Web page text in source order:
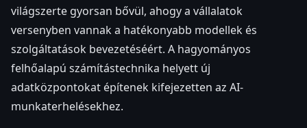
világszerte gyorsan bővül, ahogy a vállalatok
versenyben vannak a hatékonyabb modellek és
szolgáltatások bevezetéséért. A hagyományos
felhőalapú számítástechnika helyett új
adatközpontokat építenek kifejezetten az AI-
munkaterhelésekhez.